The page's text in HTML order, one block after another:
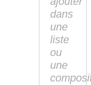
dans
une
liste
ou
une